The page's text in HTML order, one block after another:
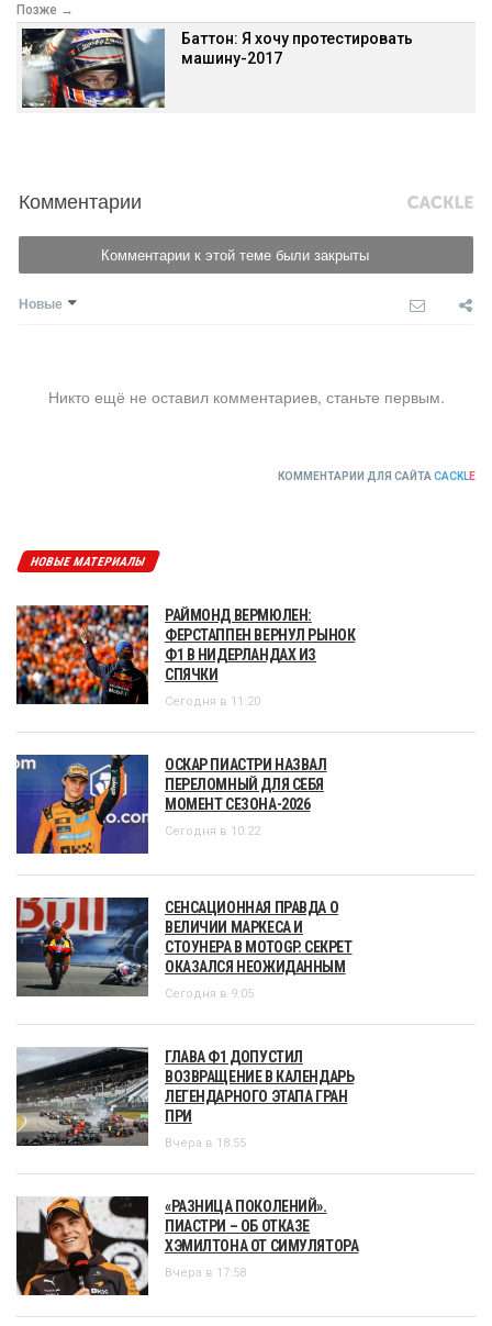
Позже →
Баттон: Я хочу протестировать
машину-2017
Комментарии
Комментарии к этой теме были закрыты
Новые
Никто ещё не оставил комментариев, станьте первым.
КОММЕНТАРИИ ДЛЯ САЙТА CACKLE
НОВЫЕ МАТЕРИАЛЫ
РАЙМОНД ВЕРМЮЛЕН:
ФЕРСТАППЕН ВЕРНУЛ РЫНОК
Ф1 В НИДЕРЛАНДАХ ИЗ
СПЯЧКИ
Сегодня в 11:20
ОСКАР ПИАСТРИ НАЗВАЛ
ПЕРЕЛОМНЫЙ ДЛЯ СЕБЯ
МОМЕНТ СЕЗОНА-2026
Сегодня в 10:22
СЕНСАЦИОННАЯ ПРАВДА О
ВЕЛИЧИИ МАРКЕСА И
СТОУНЕРА В MOTOGP. СЕКРЕТ
ОКАЗАЛСЯ НЕОЖИДАННЫМ
Сегодня в 9:05
ГЛАВА Ф1 ДОПУСТИЛ
ВОЗВРАЩЕНИЕ В КАЛЕНДАРЬ
ЛЕГЕНДАРНОГО ЭТАПА ГРАН
ПРИ
Вчера в 18:55
«РАЗНИЦА ПОКОЛЕНИЙ».
ПИАСТРИ – ОБ ОТКАЗЕ
ХЭМИЛТОНА ОТ СИМУЛЯТОРА
Вчера в 17:58